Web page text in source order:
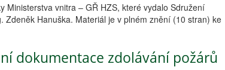
Ministerstva vnitra – GŘ HZS, které vydalo Sdružení
Hanuška. Materiál je v plném znění (10 stran) ke
dokumentace zdolávání požárů